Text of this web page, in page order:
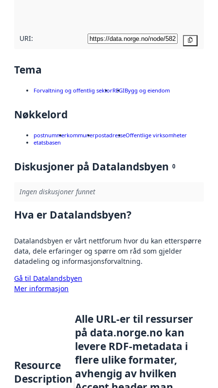
URI:
Tema
Forvaltning og offentlig sektorREGIBygg og eiendom
Nøkkelord
postnummerkommunerpostadresseOffentlige virksomheter
etatsbasen
Diskusjoner på Datalandsbyen 0
Ingen diskusjoner funnet
Hva er Datalandsbyen?
Datalandsbyen er vårt nettforum hvor du kan etterspørre
data, dele erfaringer og spørre om råd som gjelder
datadeling og informasjonsforvaltning.
Gå til Datalandsbyen
Mer informasjon
Resource
Description
Alle URL-er til ressurser
på data.norge.no kan
levere RDF-metadata i
flere ulike formater,
avhengig av hvilken